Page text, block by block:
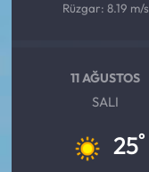
Rüzgar: 8.19 m/s
11 AĞUSTOS
SALI
25°